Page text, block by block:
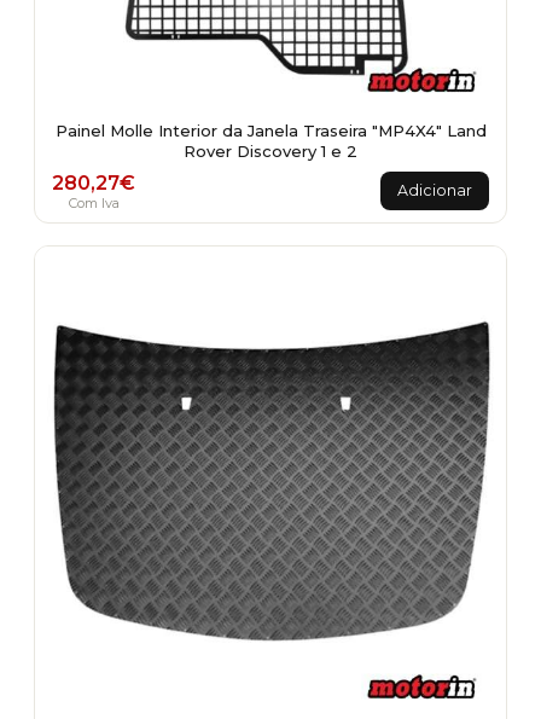
Painel Molle Interior da Janela Traseira "MP4X4" Land
Rover Discovery 1 e 2
280,27€
Com Iva
Adicionar